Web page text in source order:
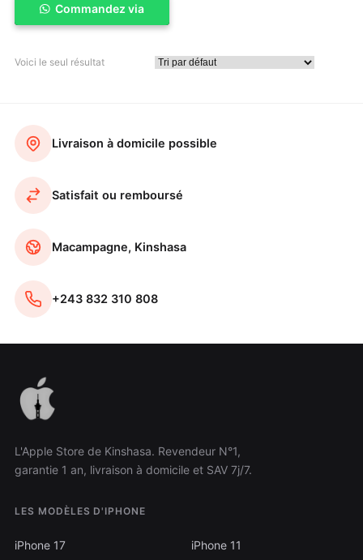
ACHETER
Commandez via
Voici le seul résultat
Livraison à domicile possible
Satisfait ou remboursé
Macampagne, Kinshasa
+243 832 310 808
L'Apple Store de Kinshasa. Revendeur N°1,
garantie 1 an, livraison à domicile et SAV 7j/7.
LES MODÈLES D'IPHONE
iPhone 17
iPhone 11